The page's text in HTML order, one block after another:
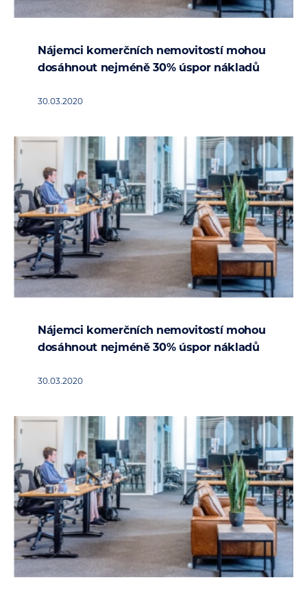
Nájemci komerčních nemovitostí mohou
dosáhnout nejméně 30% úspor nákladů
30.03.2020
Nájemci komerčních nemovitostí mohou
dosáhnout nejméně 30% úspor nákladů
30.03.2020